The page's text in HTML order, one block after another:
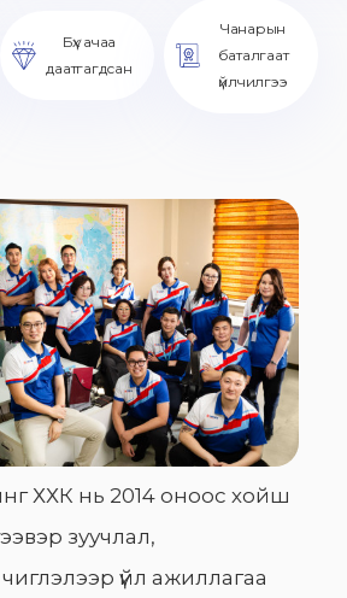
Бүх ачаа
даатгагдсан
Чанарын
баталгаат
үйлчилгээ
ХХК нь 2014 оноос хойш
зуучлал,
үйл ажиллагаа